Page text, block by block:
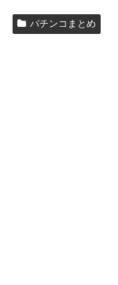
パチンコまとめ